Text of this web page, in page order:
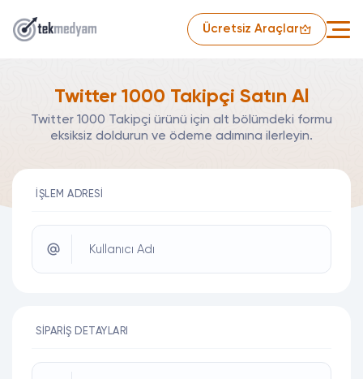
Ücretsiz Araçlar
Twitter 1000 Takipçi Satın Al
Twitter 1000 Takipçi ürünü için alt bölümdeki formu
eksiksiz doldurun ve ödeme adımına ilerleyin.
İŞLEM ADRESI
Kullanıcı Adı
SIPARIŞ DETAYLARI